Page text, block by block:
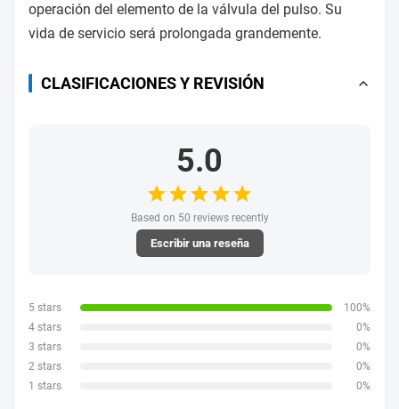
operación del elemento de la válvula del pulso. Su
vida de servicio será prolongada grandemente.
CLASIFICACIONES Y REVISIÓN
5.0
Based on 50 reviews recently
Escribir una reseña
5 stars
100%
4 stars
0%
3 stars
0%
2 stars
0%
1 stars
0%